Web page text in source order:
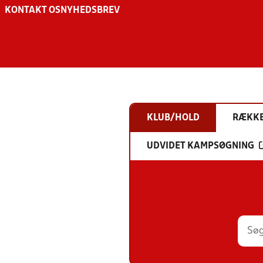
KONTAKT OS NYHEDSBREV
KLUB/HOLD
UDVIDET KAMPSØGNING